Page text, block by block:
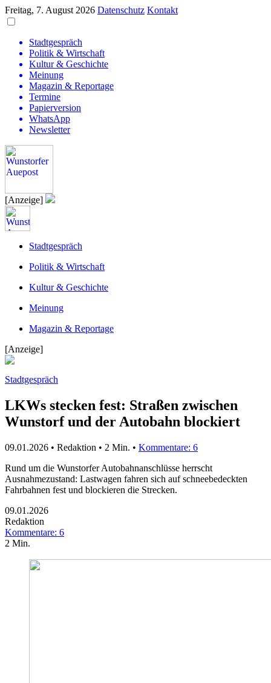
Freitag, 7. August 2026 Datenschutz Kontakt
Stadtgespräch
Politik & Wirtschaft
Kultur & Geschichte
Meinung
Magazin & Reportage
Termine
Papierversion
WhatsApp
Newsletter
[Anzeige]
Stadtgespräch
Politik & Wirtschaft
Kultur & Geschichte
Meinung
Magazin & Reportage
[Anzeige]
Stadtgespräch
LKWs stecken fest: Straßen zwischen
Wunstorf und der Autobahn blockiert
09.01.2026 • Redaktion • 2 Min. • Kommentare: 6
Rund um die Wunstorfer Autobahnanschlüsse herrscht
Ausnahmezustand: Lastwagen fahren sich auf schneebedeckten
Fahrbahnen fest und blockieren die Strecken.
09.01.2026
Redaktion
Kommentare: 6
2 Min.